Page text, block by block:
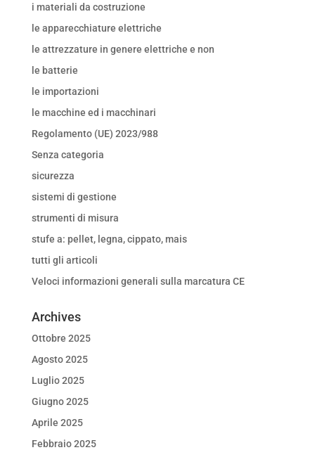
i materiali da costruzione
le apparecchiature elettriche
le attrezzature in genere elettriche e non
le batterie
le importazioni
le macchine ed i macchinari
Regolamento (UE) 2023/988
Senza categoria
sicurezza
sistemi di gestione
strumenti di misura
stufe a: pellet, legna, cippato, mais
tutti gli articoli
Veloci informazioni generali sulla marcatura CE
Archives
Ottobre 2025
Agosto 2025
Luglio 2025
Giugno 2025
Aprile 2025
Febbraio 2025